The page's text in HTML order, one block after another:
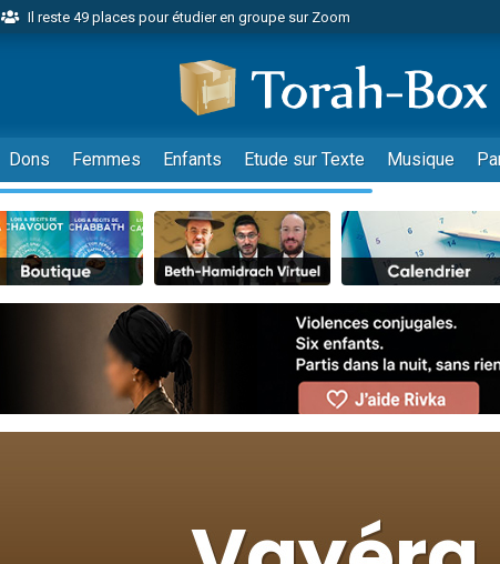
Il reste 49 places pour étudier en groupe sur Zoom
2 personnes viennent de nous rejoindre sur WhatsApp
6 personnes viennent de nous rejoindre sur WhatsApp
4 personnes viennent de faire un don pour Reloger Rivka, 6 enfants,
2 personnes viennent de faire un don pour 1 Journée de Vacances Pour
17 personnes viennent de demander une bénédiction
4 personnes viennent de nous rejoindre sur WhatsApp
Il reste 49 places pour étudier en groupe sur Zoom
Eva vient de donner son Maasser
4 personnes viennent de nous rejoindre sur WhatsApp
3 personnes viennent de nous rejoindre sur WhatsApp
Odaya vient de donner son Maasser
30 personnes viennent de faire un don pour Sauvez la jambe de Yohan
Dons Femmes Enfants Etude sur Texte Musique